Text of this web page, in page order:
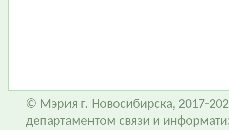
© Мэрия г. Новосибирска, 2017-
департаментом связи и